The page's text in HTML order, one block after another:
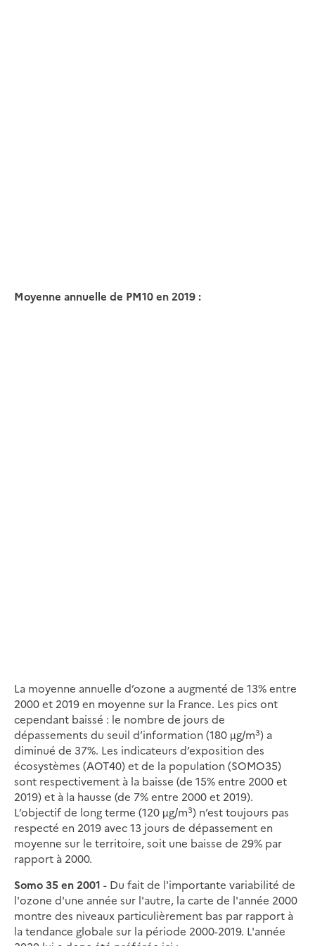
Moyenne annuelle de PM10 en 2019 :
La moyenne annuelle d’ozone a augmenté de 13% entre
2000 et 2019 en moyenne sur la France. Les pics ont
cependant baissé : le nombre de jours de
dépassements du seuil d’information (180 µg/m3) a
diminué de 37%. Les indicateurs d’exposition des
écosystèmes (AOT40) et de la population (SOMO35)
sont respectivement à la baisse (de 15% entre 2000 et
2019) et à la hausse (de 7% entre 2000 et 2019).
L’objectif de long terme (120 µg/m3) n’est toujours pas
respecté en 2019 avec 13 jours de dépassement en
moyenne sur le territoire, soit une baisse de 29% par
rapport à 2000.
Somo 35 en 2001 - Du fait de l'importante variabilité de
l'ozone d'une année sur l'autre, la carte de l'année 2000
montre des niveaux particulièrement bas par rapport à
la tendance globale sur la période 2000-2019. L'année